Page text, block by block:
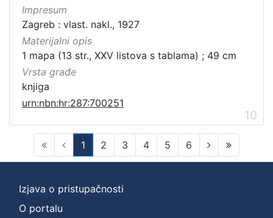
Impresum
Zagreb : vlast. nakl., 1927
Materijalni opis
1 mapa (13 str., XXV listova s tablama) ; 49 cm
Vrsta građe
knjiga
urn:nbn:hr:287:700251
10
1
(current)
2 3 4 5 6
Izjava o pristupačnosti
O portalu